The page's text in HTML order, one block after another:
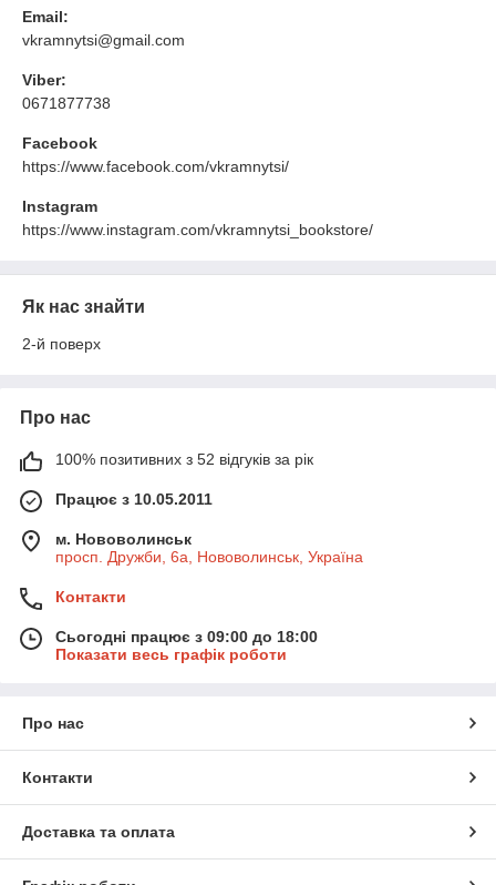
Email:
vkramnytsi@gmail.com
Viber:
0671877738
Facebook
https://www.facebook.com/vkramnytsi/
Instagram
https://www.instagram.com/vkramnytsi_bookstore/
Як нас знайти
2-й поверх
Про нас
100% позитивних з 52 відгуків за рік
Працює з 10.05.2011
м. Нововолинськ
просп. Дружби, 6а, Нововолинськ, Україна
Контакти
Сьогодні працює з 09:00 до 18:00
Показати весь графік роботи
Про нас
Контакти
Доставка та оплата